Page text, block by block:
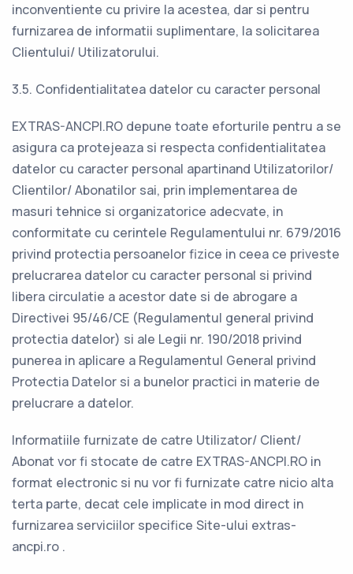
inconventiente cu privire la acestea, dar si pentru
furnizarea de informatii suplimentare, la solicitarea
Clientului/ Utilizatorului.
3.5. Confidentialitatea datelor cu caracter personal
EXTRAS-ANCPI.RO depune toate eforturile pentru a se
asigura ca protejeaza si respecta confidentialitatea
datelor cu caracter personal apartinand Utilizatorilor/
Clientilor/ Abonatilor sai, prin implementarea de
masuri tehnice si organizatorice adecvate, in
conformitate cu cerintele Regulamentului nr. 679/2016
privind protectia persoanelor fizice in ceea ce priveste
prelucrarea datelor cu caracter personal si privind
libera circulatie a acestor date si de abrogare a
Directivei 95/46/CE (Regulamentul general privind
protectia datelor) si ale Legii nr. 190/2018 privind
punerea in aplicare a Regulamentul General privind
Protectia Datelor si a bunelor practici in materie de
prelucrare a datelor.
Informatiile furnizate de catre Utilizator/ Client/
Abonat vor fi stocate de catre EXTRAS-ANCPI.RO in
format electronic si nu vor fi furnizate catre nicio alta
terta parte, decat cele implicate in mod direct in
furnizarea serviciilor specifice Site-ului extras-
ancpi.ro .